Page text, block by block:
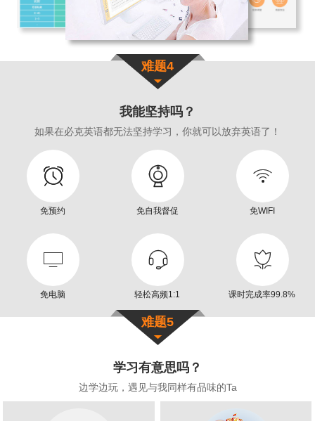
难题4
我能坚持吗？
如果在必克英语都无法坚持学习，你就可以放弃英语了！

免预约

免自我督促

免WIFI

免电脑

轻松高频1:1

课时完成率99.8%
难题5
学习有意思吗？
边学边玩，遇见与我同样有品味的Ta